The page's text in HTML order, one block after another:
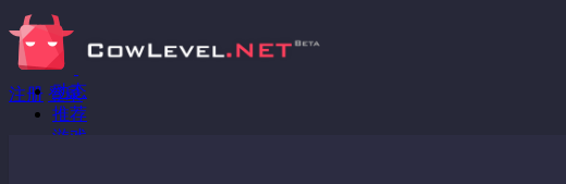
注册 登录
动态
推荐
游戏